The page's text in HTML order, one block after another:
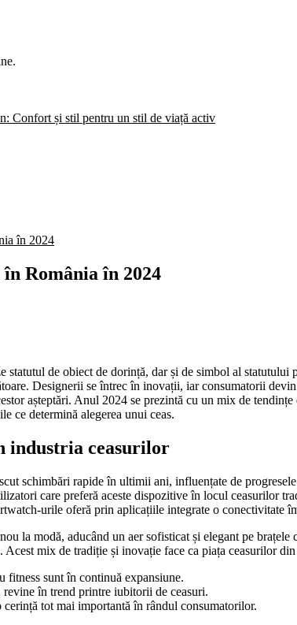
Confort și stil pentru un stil de viață activ
în 2024
România în 2024
statutul de obiect de dorință, dar și de simbol al
Designerii se întrec în inovații, iar consumatorii
așteptări. Anul 2024 se prezintă cu un mix de
ce determină alegerea unui ceas.
industria ceasurilor
schimbări rapide în ultimii ani, influențate de
care preferă aceste dispozitive în locul ceasurilor
urile oferă prin aplicațiile integrate o conectivitate
la modă, aducând un aer sofisticat și elegant pe
mix de tradiție și inovație face ca piața ceasurilor
fitness sunt în continuă expansiune.
în trend printre iubitorii de ceasuri.
cerință tot mai importantă în rândul consumatorilor.